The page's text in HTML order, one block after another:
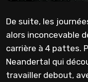
De suite, les
alors inconcevable
carrière à 4 pattes.
Neandertal qui
travailler debout,